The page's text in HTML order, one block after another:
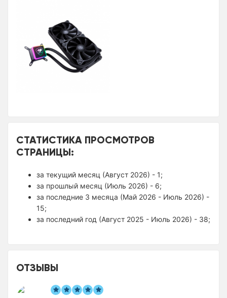
СТАТИСТИКА ПРОСМОТРОВ
СТРАНИЦЫ:
за текущий месяц (Август 2026) - 1;
за прошлый месяц (Июль 2026) - 6;
за последние 3 месяца (Май 2026 - Июль 2026) -
15;
за последний год (Август 2025 - Июль 2026) - 38;
ОТЗЫВЫ